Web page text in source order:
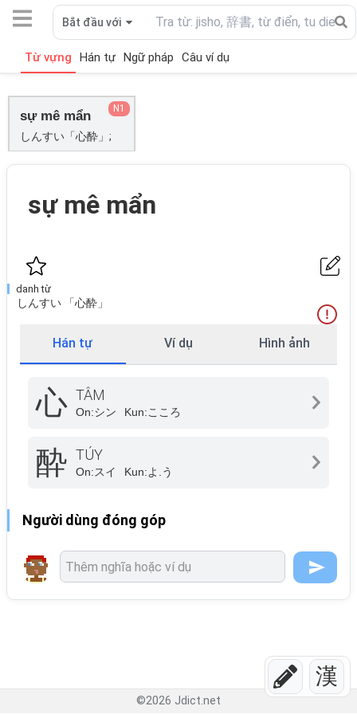
漢
Bắt đầu với
Từ vựng Hán tự Ngữ pháp Câu ví dụ
sự mê mẩn
しんすい「心酔」;
N1
sự mê mẩn
danh từ
しんすい 「心酔」
Hán tự Ví dụ Hình ảnh
心 TÂM
On:シン Kun:こころ
酔 TÚY
On:スイ Kun:よ.う
Người dùng đóng góp
©2026 Jdict.net